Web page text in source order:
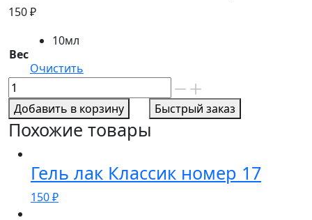
150₽
Вес
10мл
Очистить
Количество
товара
Гель
лак
Классик
номер
Добавить в корзину Быстрый заказ
Похожие товары
Гель лак Классик номер 17
150₽